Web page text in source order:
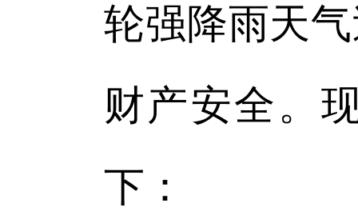
轮强降雨天
财产安全。
下：